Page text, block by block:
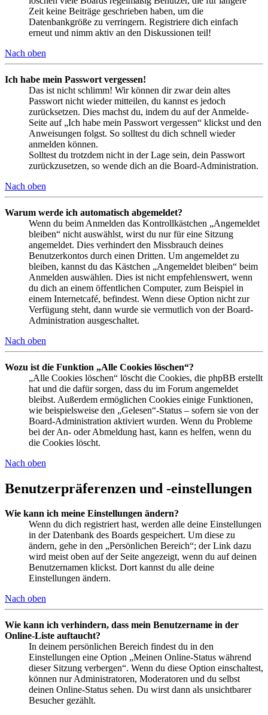
Zeit keine Beiträge geschrieben haben, um die
Datenbankgröße zu verringern. Registriere dich einfach
erneut und nimm aktiv an den Diskussionen teil!
Nach oben
Ich habe mein Passwort vergessen!
Das ist nicht schlimm! Wir können dir zwar dein altes
Passwort nicht wieder mitteilen, du kannst es jedoch
zurücksetzen. Dies machst du, indem du auf der Anmelde-
Seite auf „Ich habe mein Passwort vergessen“ klickst und den
Anweisungen folgst. So solltest du dich schnell wieder
anmelden können.
Solltest du trotzdem nicht in der Lage sein, dein Passwort
zurückzusetzen, so wende dich an die Board-Administration.
Nach oben
Warum werde ich automatisch abgemeldet?
Wenn du beim Anmelden das Kontrollkästchen „Angemeldet
bleiben“ nicht auswählst, wirst du nur für eine Sitzung
angemeldet. Dies verhindert den Missbrauch deines
Benutzerkontos durch einen Dritten. Um angemeldet zu
bleiben, kannst du das Kästchen „Angemeldet bleiben“ beim
Anmelden auswählen. Dies ist nicht empfehlenswert, wenn
du dich an einem öffentlichen Computer, zum Beispiel in
einem Internetcafé, befindest. Wenn diese Option nicht zur
Verfügung steht, dann wurde sie vermutlich von der Board-
Administration ausgeschaltet.
Nach oben
Wozu ist die Funktion „Alle Cookies löschen“?
„Alle Cookies löschen“ löscht die Cookies, die phpBB erstellt
hat und die dafür sorgen, dass du im Forum angemeldet
bleibst. Außerdem ermöglichen Cookies einige Funktionen,
wie beispielsweise den „Gelesen“-Status – sofern sie von der
Board-Administration aktiviert wurden. Wenn du Probleme
bei der An- oder Abmeldung hast, kann es helfen, wenn du
die Cookies löscht.
Nach oben
Benutzerpräferenzen und -einstellungen
Wie kann ich meine Einstellungen ändern?
Wenn du dich registriert hast, werden alle deine Einstellungen
in der Datenbank des Boards gespeichert. Um diese zu
ändern, gehe in den „Persönlichen Bereich“; der Link dazu
wird meist oben auf der Seite angezeigt, wenn du auf deinen
Benutzernamen klickst. Dort kannst du alle deine
Einstellungen ändern.
Nach oben
Wie kann ich verhindern, dass mein Benutzername in der
Online-Liste auftaucht?
In deinem persönlichen Bereich findest du in den
Einstellungen eine Option „Meinen Online-Status während
dieser Sitzung verbergen“. Wenn du diese Option einschaltest,
können nur Administratoren, Moderatoren und du selbst
deinen Online-Status sehen. Du wirst dann als unsichtbarer
Besucher gezählt.